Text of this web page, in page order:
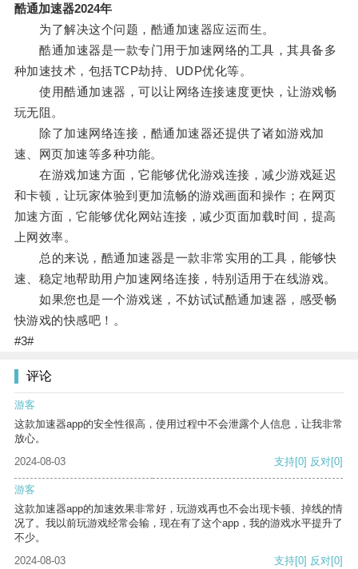
酷通加速器2024年
为了解决这个问题，酷通加速器应运而生。
酷通加速器是一款专门用于加速网络的工具，其具备多
种加速技术，包括TCP劫持、UDP优化等。
使用酷通加速器，可以让网络连接速度更快，让游戏畅
玩无阻。
除了加速网络连接，酷通加速器还提供了诸如游戏加
速、网页加速等多种功能。
在游戏加速方面，它能够优化游戏连接，减少游戏延迟
和卡顿，让玩家体验到更加流畅的游戏画面和操作；在网页
加速方面，它能够优化网站连接，减少页面加载时间，提高
上网效率。
总的来说，酷通加速器是一款非常实用的工具，能够快
速、稳定地帮助用户加速网络连接，特别适用于在线游戏。
如果您也是一个游戏迷，不妨试试酷通加速器，感受畅
快游戏的快感吧！。
#3#
评论
游客
这款加速器app的安全性很高，使用过程中不会泄露个人信息，让我非常
放心。
2024-08-03
支持[0] 反对[0]
游客
这款加速器app的加速效果非常好，玩游戏再也不会出现卡顿、掉线的情
况了。我以前玩游戏经常会输，现在有了这个app，我的游戏水平提升了
不少。
2024-08-03
支持[0] 反对[0]